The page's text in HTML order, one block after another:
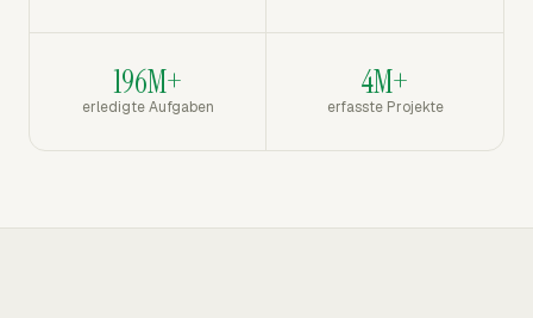
196M+
erledigte Aufgaben
4M+
erfasste Projekte